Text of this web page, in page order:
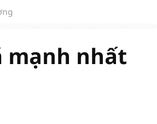
trưởng mới của bất động
doanh, doanh nghiệp thu
mạnh nhất